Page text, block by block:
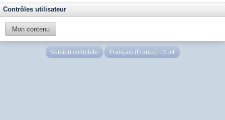
Contrôles utilisateur
Mon contenu
Version complète Français (France) LS v4